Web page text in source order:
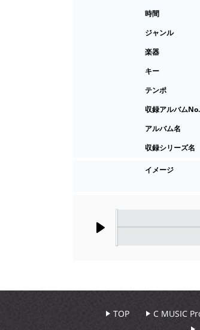
時間
ジャンル
楽器
キー
テンポ
収録アルバムNo.
アルバム名
収録シリーズ名
イメージ
TOP C MUSIC